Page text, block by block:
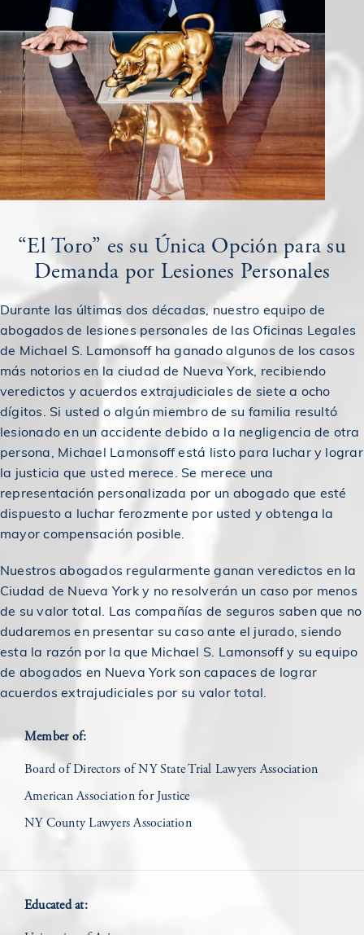
$2,150,000 Otorgado a víctima de accidente por resbalón y caída
$1,250,000 Otorgado en un caso de accidente de construcción
$1,245,000 Acuerdo en caso de accidente por resbalón y caída
$1,000,000 Acuerdo en un accidente de camión
$1,000,000
Acuerdo en caso de accidente de responsabilidad
civil de locales
$1,000,000
$1,000,000 Premiado en un accidente de construcción
$1,000,000 Otorgado en un accidente de camión
$1,000,000
$1,000,000 Acuerdo en caso de accidente de coche
$1,000,000
Acuerdo en caso de accidente de responsabilidad
civil de locales
$1,000,000 Premiado en un accidente de construcción
$1,000,000 Premiado en un accidente de construcción
“El Toro” es su Única Opción para su
Demanda por Lesiones Personales
Durante las últimas dos décadas, nuestro equipo de
abogados de lesiones personales de las Oficinas Legales
de Michael S. Lamonsoff ha ganado algunos de los casos
más notorios en la ciudad de Nueva York, recibiendo
veredictos y acuerdos extrajudiciales de siete a ocho
dígitos. Si usted o algún miembro de su familia resultó
lesionado en un accidente debido a la negligencia de otra
persona, Michael Lamonsoff está listo para luchar y lograr
la justicia que usted merece. Se merece una
representación personalizada por un abogado que esté
dispuesto a luchar ferozmente por usted y obtenga la
mayor compensación posible.
Nuestros abogados regularmente ganan veredictos en la
Ciudad de Nueva York y no resolverán un caso por menos
de su valor total. Las compañías de seguros saben que no
dudaremos en presentar su caso ante el jurado, siendo
esta la razón por la que Michael S. Lamonsoff y su equipo
de abogados en Nueva York son capaces de lograr
acuerdos extrajudiciales por su valor total.
Member of:
Board of Directors of NY State Trial Lawyers Association
American Association for Justice
NY County Lawyers Association
Educated at: